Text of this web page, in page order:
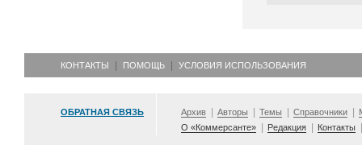
КОНТАКТЫ ПОМОЩЬ УСЛОВИЯ ИСПОЛЬЗОВАНИЯ
ОБРАТНАЯ СВЯЗЬ Архив Авторы Темы Справочники
О «Коммерсанте»
Редакция Контакты